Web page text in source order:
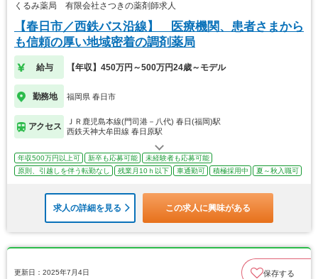
くるみ薬局 有限会社さつきの薬剤師求人
【春日市／西鉄バス沿線】 医療機関、患者さまから
も信頼の厚い地域密着の調剤薬局
給与 【年収】450万円～500万円24歳～モデル
勤務地 福岡県 春日市
アクセス
ＪＲ鹿児島本線(門司港－八代) 春日(福岡)駅
西鉄天神大牟田線 春日原駅
年収500万円以上可 新卒も応募可能
未経験者も応募可能
原則、引越しを伴う転勤なし
残業月10ｈ以下 車通勤可 積極採用中 夏～秋入職可
求人の詳細を見る この求人に興味がある
更新日：2025年7月4日 保存する